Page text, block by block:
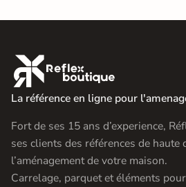

La référence en ligne pour
Fort de ses 15 ans d’experience,
ses clients des références de haute
l’aménagement de votre maison.
Carrelage, parquet et éléments